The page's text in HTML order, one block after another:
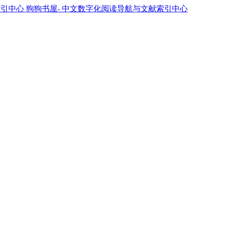
狗狗书屋- 中文数字化阅读导航与文献索引中心